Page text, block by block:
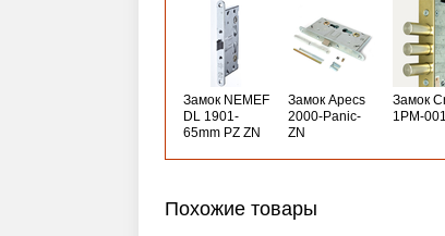
Замок NEMEF
DL 1901-
65mm PZ ZN
Замок Apecs
2000-Panic-
ZN
Замок
1PM-001
Похожие товары